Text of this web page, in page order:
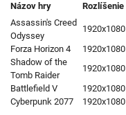
Názov hry Rozlíšenie
Assassin's Creed
Odyssey
1920x1080
Forza Horizon 4
1920x1080
Shadow of the
Tomb Raider
1920x1080
Battlefield V
1920x1080
Cyberpunk 2077
1920x1080